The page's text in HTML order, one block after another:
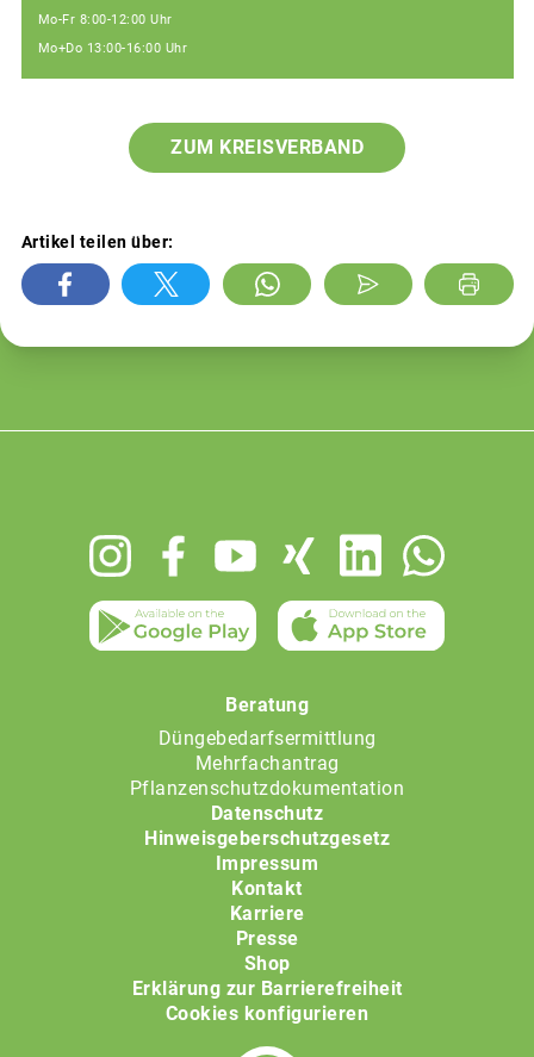
Mo-Fr 8:00-12:00 Uhr
Mo+Do 13:00-16:00 Uhr
ZUM KREISVERBAND
Artikel teilen über:
Beratung
Düngebedarfsermittlung
Mehrfachantrag
Pflanzenschutzdokumentation
Datenschutz
Hinweisgeberschutzgesetz
Impressum
Kontakt
Karriere
Presse
Shop
Erklärung zur Barrierefreiheit
Cookies konfigurieren